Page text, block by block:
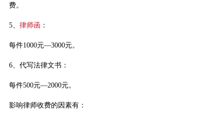
费。
5、 律师函 ：
每件1000元—3000元。
6、代写法律文书：
每件500元—2000元。
影响律师收费的因素有：